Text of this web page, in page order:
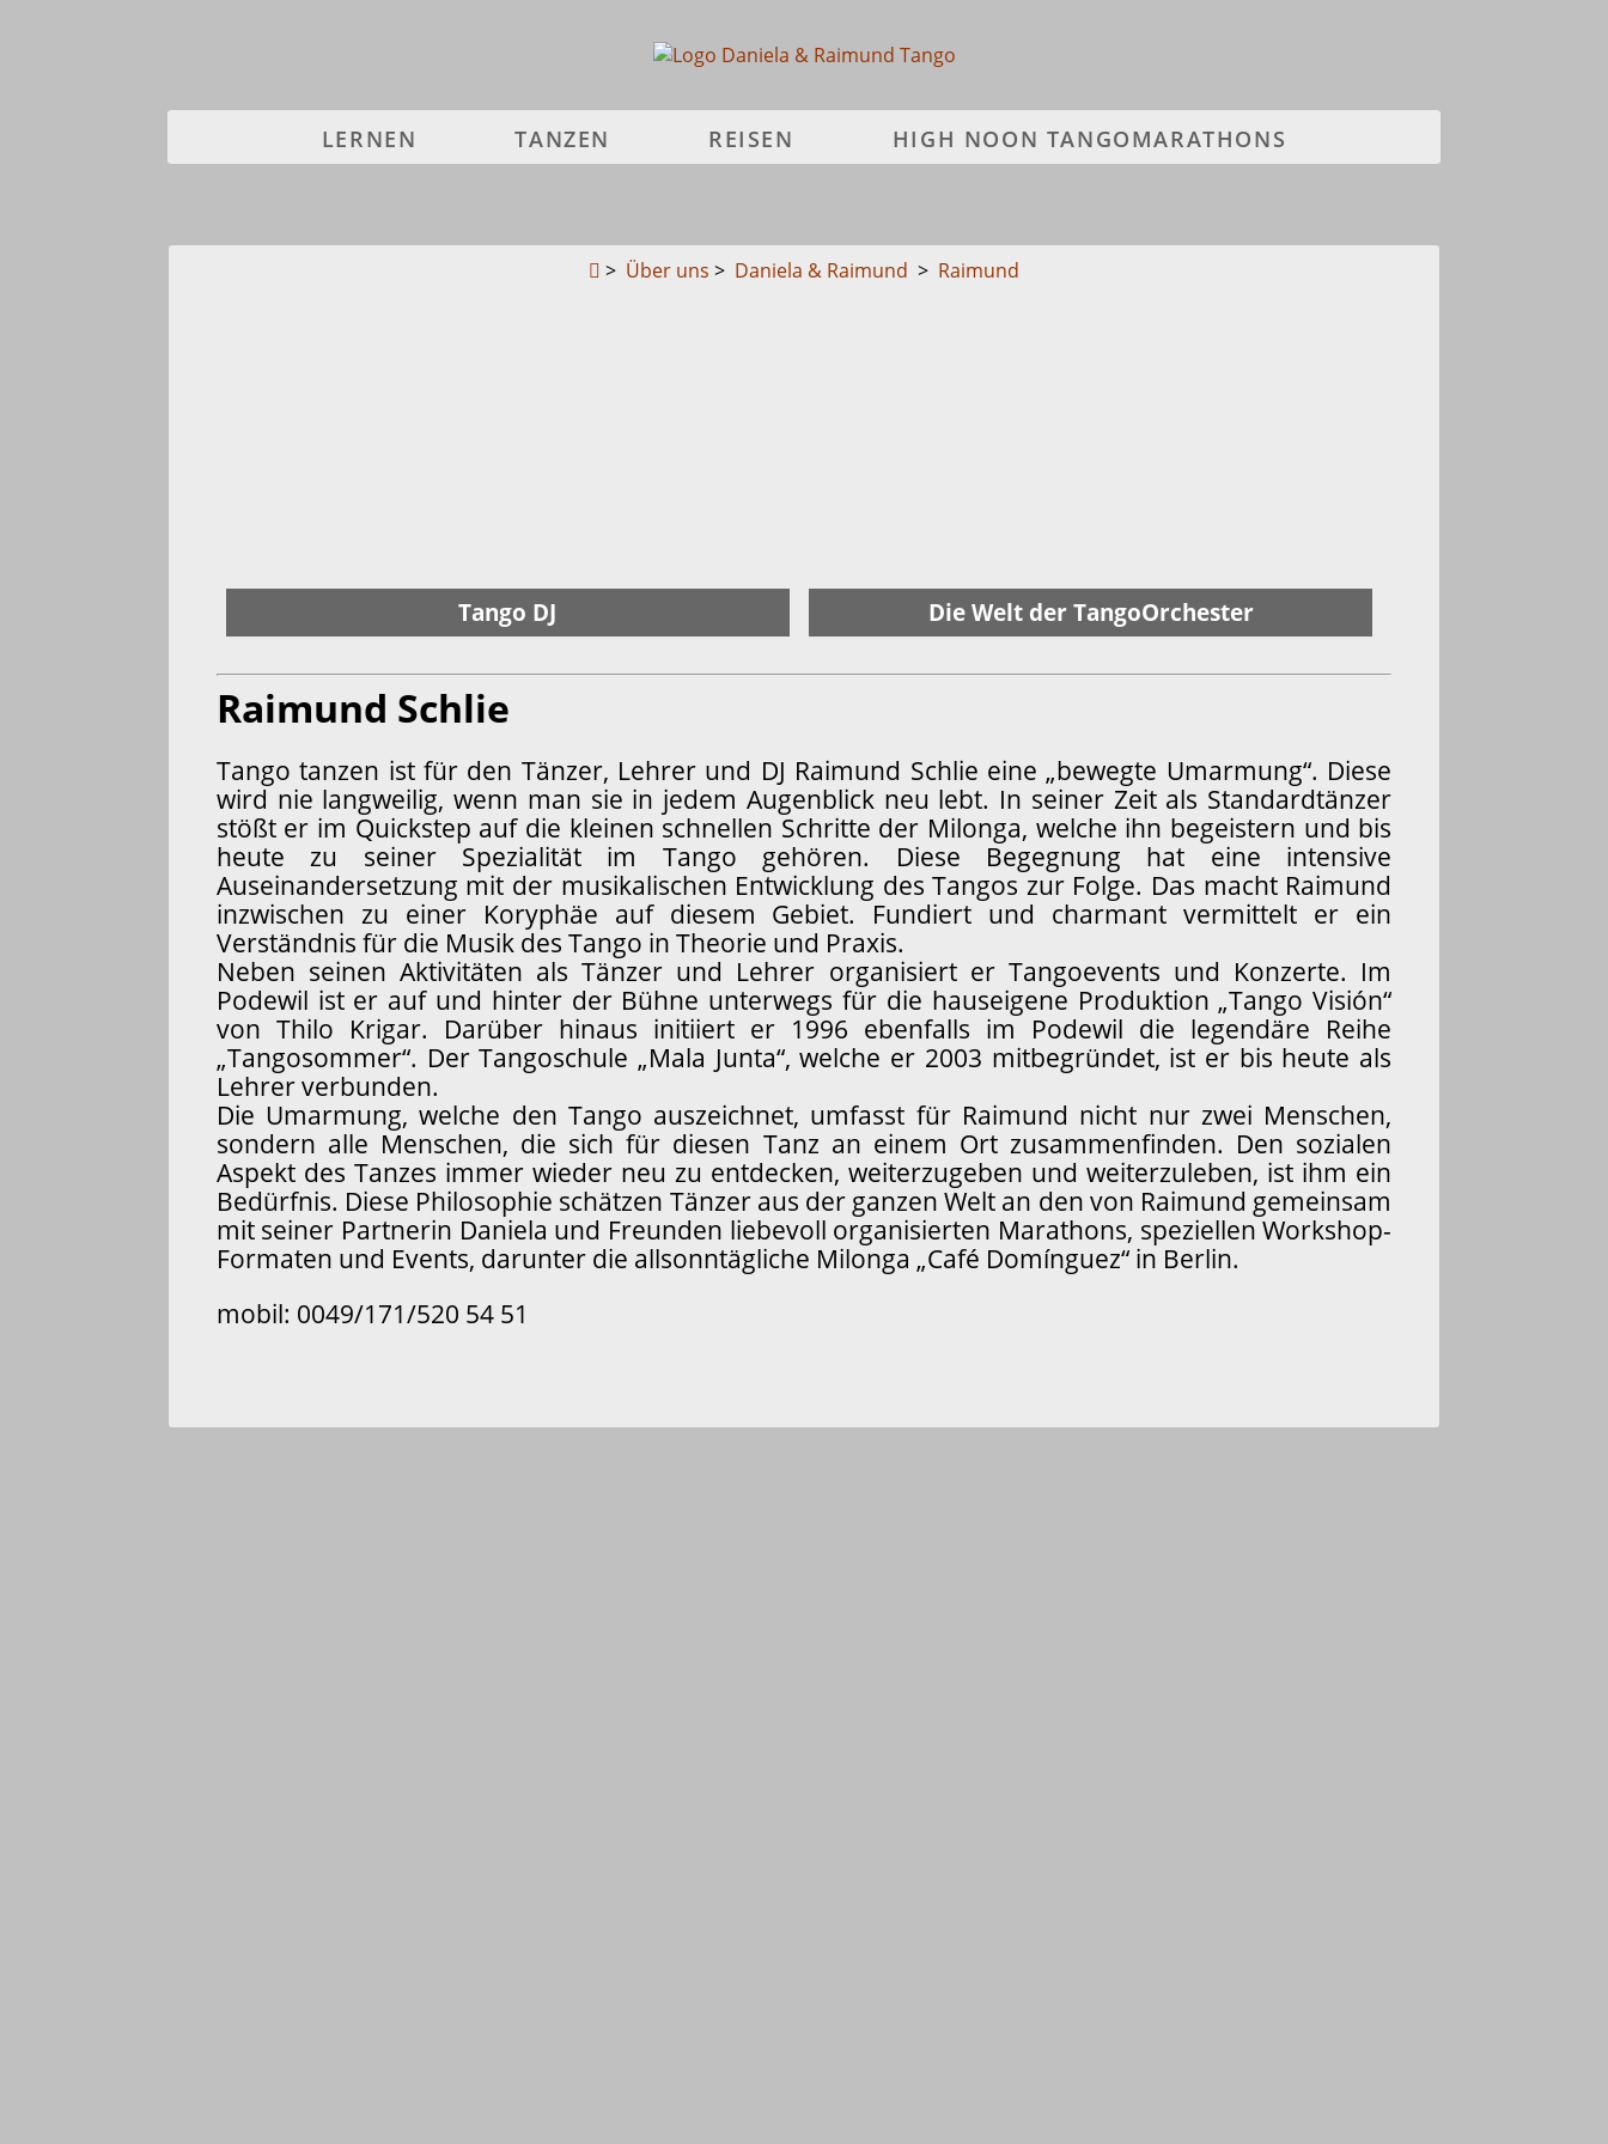
LERNEN TANZEN REISEN HIGH NOON TANGOMARATHONS
> Über uns > Daniela & Raimund > Raimund
Tango DJ Die Welt der TangoOrchester
Raimund Schlie
Tango tanzen ist für den Tänzer, Lehrer und DJ Raimund Schlie eine „bewegte Umarmung“. Diese
wird nie langweilig, wenn man sie in jedem Augenblick neu lebt. In seiner Zeit als Standardtänzer
stößt er im Quickstep auf die kleinen schnellen Schritte der Milonga, welche ihn begeistern und bis
heute zu seiner Spezialität im Tango gehören. Diese Begegnung hat eine intensive
Auseinandersetzung mit der musikalischen Entwicklung des Tangos zur Folge. Das macht Raimund
inzwischen zu einer Koryphäe auf diesem Gebiet. Fundiert und charmant vermittelt er ein
Verständnis für die Musik des Tango in Theorie und Praxis.
Neben seinen Aktivitäten als Tänzer und Lehrer organisiert er Tangoevents und Konzerte. Im
Podewil ist er auf und hinter der Bühne unterwegs für die hauseigene Produktion „Tango Visión“
von Thilo Krigar. Darüber hinaus initiiert er 1996 ebenfalls im Podewil die legendäre Reihe
„Tangosommer“. Der Tangoschule „Mala Junta“, welche er 2003 mitbegründet, ist er bis heute als
Lehrer verbunden.
Die Umarmung, welche den Tango auszeichnet, umfasst für Raimund nicht nur zwei Menschen,
sondern alle Menschen, die sich für diesen Tanz an einem Ort zusammenfinden. Den sozialen
Aspekt des Tanzes immer wieder neu zu entdecken, weiterzugeben und weiterzuleben, ist ihm ein
Bedürfnis. Diese Philosophie schätzen Tänzer aus der ganzen Welt an den von Raimund gemeinsam
mit seiner Partnerin Daniela und Freunden liebevoll organisierten Marathons, speziellen Workshop-
Formaten und Events, darunter die allsonntägliche Milonga „Café Domínguez“ in Berlin.
mobil: 0049/171/520 54 51